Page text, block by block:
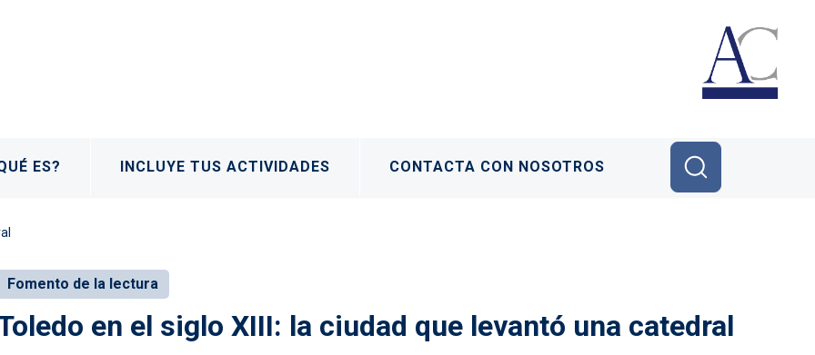
ES? INCLUYE TUS ACTIVIDADES CONTACTA CON NOSOTROS
Fomento de la lectura
en el siglo XIII: la ciudad que levantó una catedral